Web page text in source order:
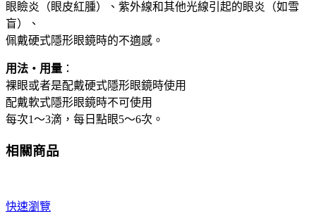
炎
修
復
膜
緩
解
眼
部
乾
金
眼瞼炎（眼皮紅腫）、紫外線和其他光線引起的眼炎（如雪
盲）、
佩戴硬式隱形眼鏡時的不適感。
用法・用量 ：
裸眼或者是配戴硬式隱形眼鏡時使用
配戴軟式隱形眼鏡時不可使用
每次1～3滴，每日點眼5～6次。
相關商品
快速瀏覽